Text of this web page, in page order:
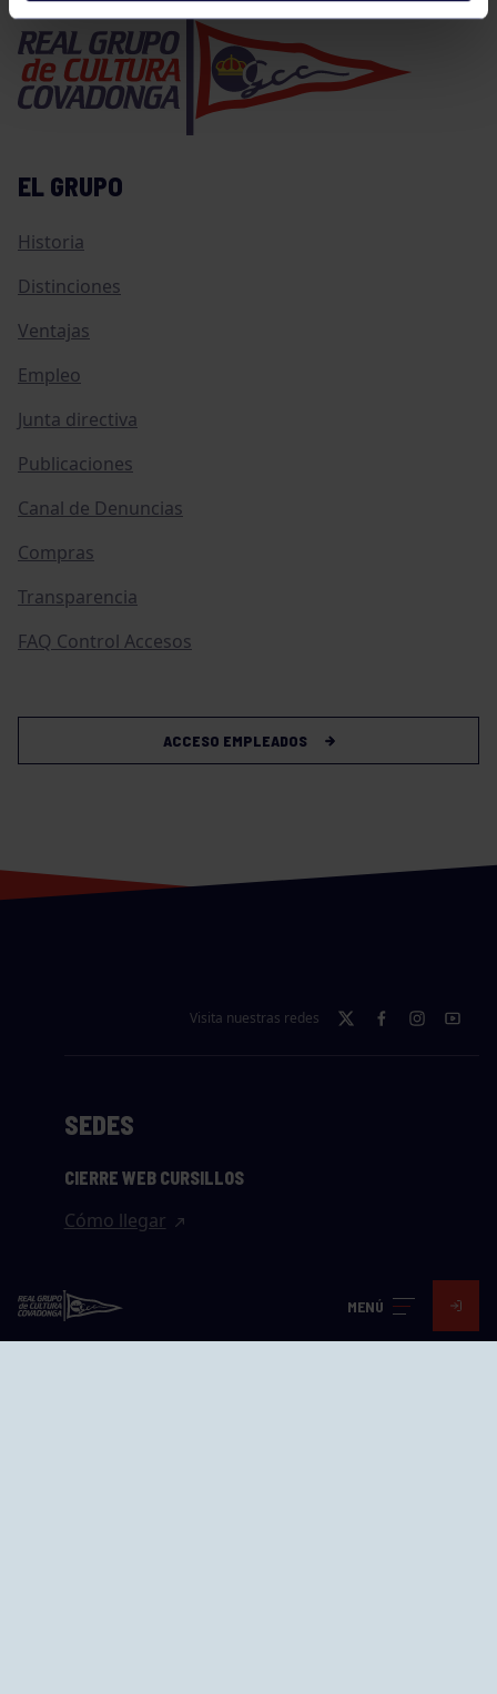
MENÚ
EL GRUPO
Historia
Distinciones
Ventajas
Empleo
Junta directiva
Publicaciones
Canal de Denuncias
Compras
Transparencia
FAQ Control Accesos
ACCESO EMPLEADOS
Visita nuestras redes
SEDES
CIERRE WEB CURSILLOS
Cómo llegar
Avd. Jesús Revuelta, 2 33204
Gijón - Asturias